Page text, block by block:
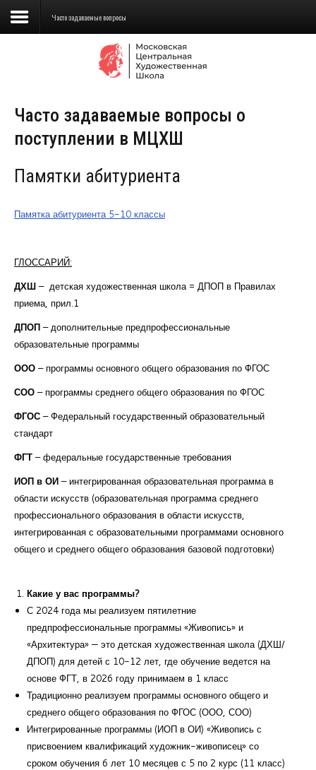
Сведения об образовательной
Школа
Училище
Детская Художественная школа
Образование
Доп. образование
Курсы повышения квалификации
Конкурсы
Творческий инкубатор
Часто задаваемые вопросы
Часто задаваемые вопросы о
поступлении в МЦХШ
Памятки абитуриента
Памятка абитуриента 5-10 классы
ГЛОССАРИЙ:
ДХШ – детская художественная школа = ДПОП в Правилах
приема, прил.1
ДПОП – дополнительные предпрофессиональные
образовательные программы
ООО – программы основного общего образования по ФГОС
СОО – программы среднего общего образования по ФГОС
ФГОС – Федеральный государственный образовательный
стандарт
ФГТ – федеральные государственные требования
ИОП в ОИ – интегрированная образовательная программа в
области искусств (образовательная программа среднего
профессионального образования в области искусств,
интегрированная с образовательными программами основного
общего и среднего общего образования базовой подготовки)
Какие у вас программы?
С 2024 года мы реализуем пятилетние
предпрофессиональные программы «Живопись» и
«Архитектура» — это детская художественная школа (ДХШ/
ДПОП) для детей с 10-12 лет, где обучение ведется на
основе ФГТ, в 2026 году принимаем в 1 класс
Традиционно реализуем программы основного общего и
среднего общего образования по ФГОС (ООО, СОО)
Интегрированные программы (ИОП в ОИ) «Живопись с
присвоением квалификаций художник-живописец» со
сроком обучения 6 лет 10 месяцев с 5 по 2 курс (11 класс)